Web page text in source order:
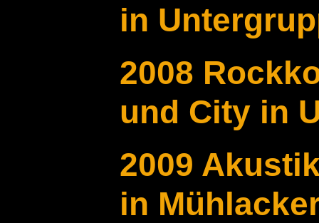
in
2008
und City in
2009
in